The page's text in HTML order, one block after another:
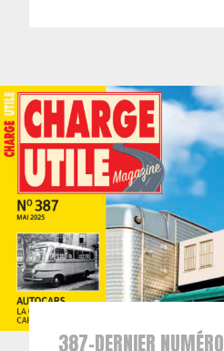
387-DERNIER NUMÉRO